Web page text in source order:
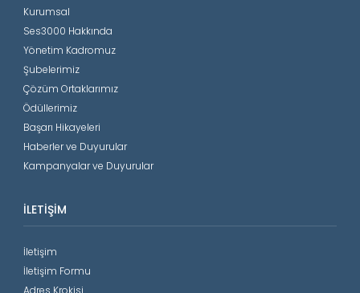
Kurumsal
Ses3000 Hakkında
Yönetim Kadromuz
Şubelerimiz
Çözüm Ortaklarımız
Ödüllerimiz
Başarı Hikayeleri
Haberler ve Duyurular
Kampanyalar ve Duyurular
İLETIŞIM
İletişim
İletişim Formu
Adres Krokisi